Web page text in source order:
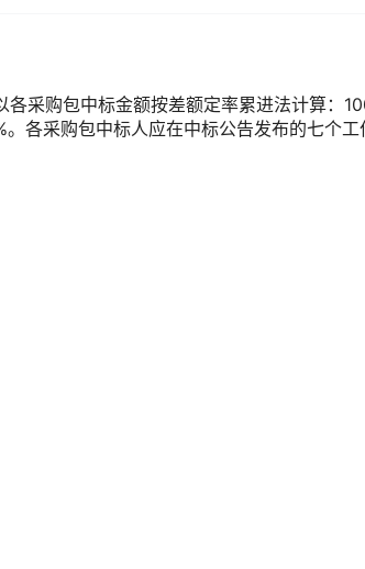
采购包中标金额按差额定率累进法计算：
各采购包中标人应在中标公告发布的七个工